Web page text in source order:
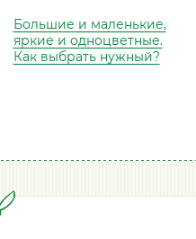
Большие и маленькие,
яркие и одноцветные.
Как выбрать нужный?